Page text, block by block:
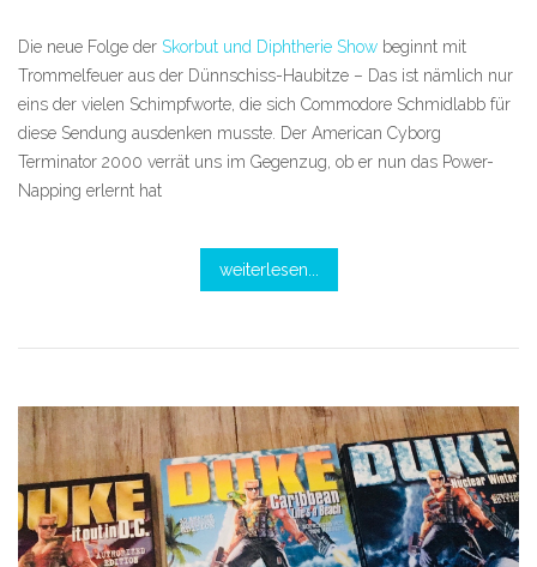
Die neue Folge der Skorbut und Diphtherie Show beginnt mit
Trommelfeuer aus der Dünnschiss-Haubitze – Das ist nämlich nur
eins der vielen Schimpfworte, die sich Commodore Schmidlabb für
diese Sendung ausdenken musste. Der American Cyborg
Terminator 2000 verrät uns im Gegenzug, ob er nun das Power-
Napping erlernt hat
weiterlesen...